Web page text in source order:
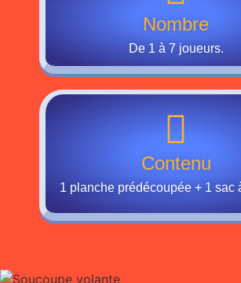
Nombre
De 1 à 7 joueurs.
Contenu
1 planche prédécoupée + 1 sac